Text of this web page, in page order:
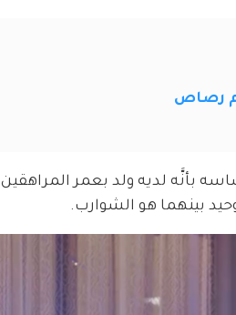
رصاص
بأنَّه لديه ولد بعمر المراهقين
بينهما هو الشوارب.